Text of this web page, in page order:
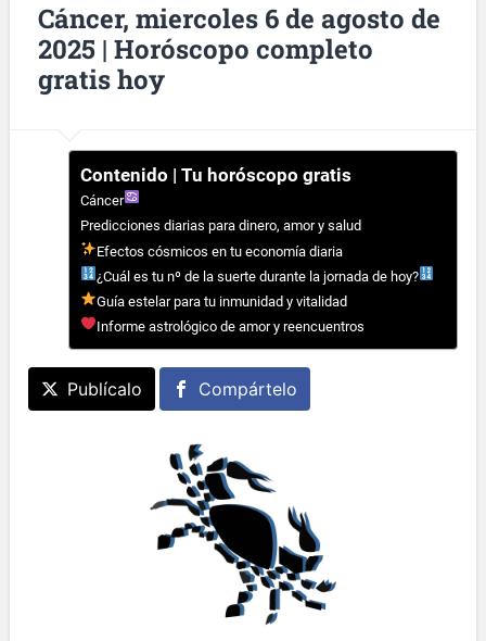
Cáncer, miercoles 6 de agosto de
2025 | Horóscopo completo
gratis hoy
Contenido | Tu horóscopo gratis
Cáncer
Predicciones diarias para dinero, amor y salud
Efectos cósmicos en tu economía diaria
¿Cuál es tu nº de la suerte durante la jornada de hoy?
Guía estelar para tu inmunidad y vitalidad
Informe astrológico de amor y reencuentros
Publícalo Compártelo